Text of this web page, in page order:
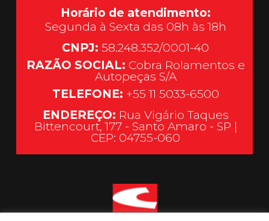
Horário de atendimento:
Segunda à Sexta das 08h às 18h
CNPJ: 58.248.352/0001-40
RAZÃO SOCIAL: Cobra Rolamentos e
Autopeças S/A
TELEFONE: +55 11 5033-6500
ENDEREÇO: Rua Vigário Taques
Bittencourt, 177 - Santo Amaro - SP |
CEP: 04755-060